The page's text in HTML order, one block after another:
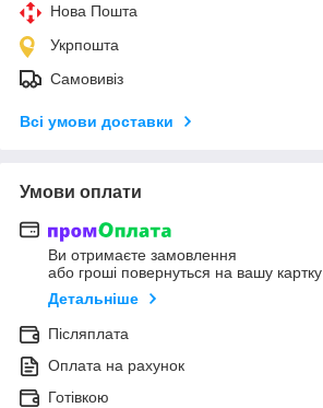
Нова Пошта
Укрпошта
Самовивіз
Всі умови доставки
Умови оплати
Ви отримаєте замовлення
або гроші повернуться на вашу картку
Детальніше
Післяплата
Оплата на рахунок
Готівкою